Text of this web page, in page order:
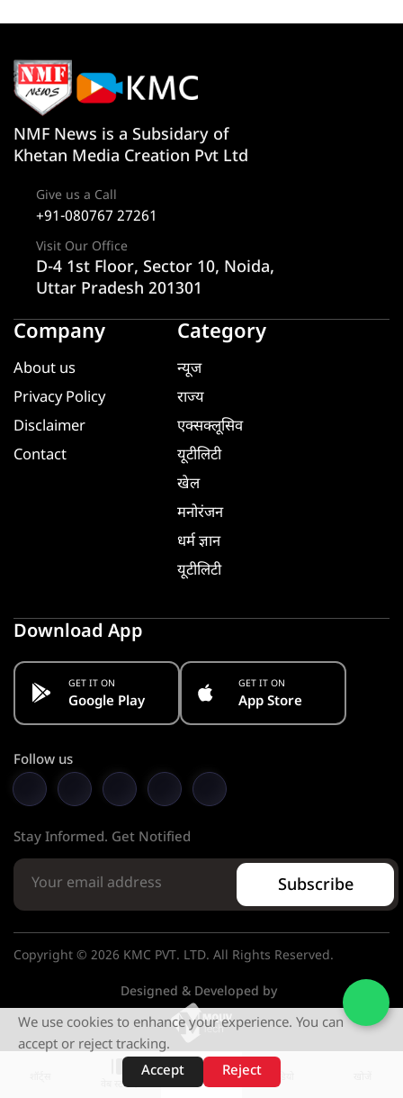
वेब स्टोरीज़
NMF News is a Subsidary of
Khetan Media Creation Pvt Ltd
Give us a Call
+91-080767 27261
Visit Our Office
D-4 1st Floor, Sector 10, Noida,
Uttar Pradesh 201301
Company
About us
Privacy Policy
Disclaimer
Contact
Category
न्यूज
राज्य
एक्सक्लूसिव
यूटीलिटी
खेल
मनोरंजन
धर्म ज्ञान
यूटीलिटी
Download App
GET IT ON
Google Play
GET IT ON
App Store
Follow us
Stay Informed. Get Notified
Subscribe
Copyright © 2026 KMC PVT. LTD. All Rights Reserved.
Designed & Developed by
We use cookies to enhance your experience. You can
accept or reject tracking.
Accept
Reject